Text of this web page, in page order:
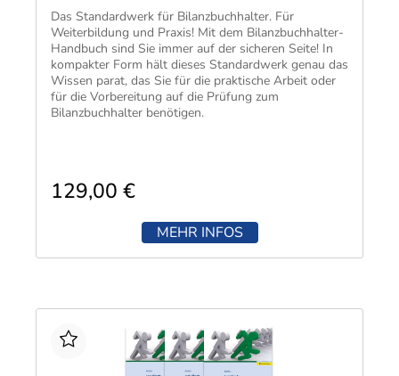
Das Standardwerk für Bilanzbuchhalter. Für
Weiterbildung und Praxis! Mit dem Bilanzbuchhalter-
Handbuch sind Sie immer auf der sicheren Seite! In
kompakter Form hält dieses Standardwerk genau das
Wissen parat, das Sie für die praktische Arbeit oder
für die Vorbereitung auf die Prüfung zum
Bilanzbuchhalter benötigen.
129,00 €
MEHR INFOS